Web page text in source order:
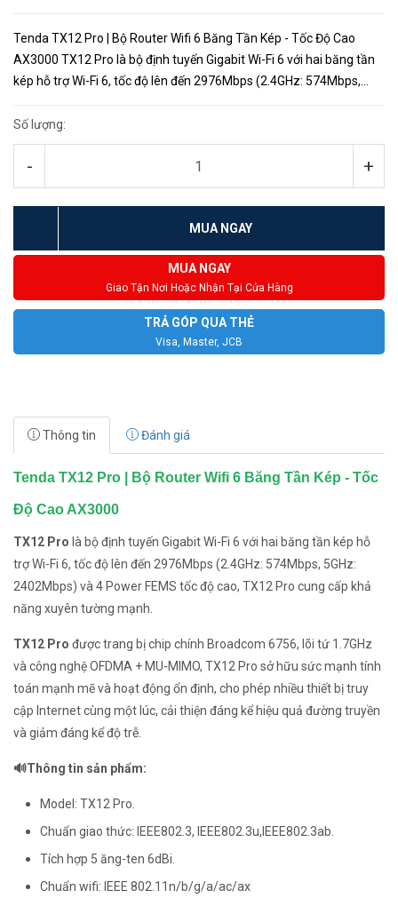
Tenda TX12 Pro | Bộ Router Wifi 6 Băng Tần Kép - Tốc Độ Cao
AX3000 TX12 Pro là bộ định tuyến Gigabit Wi-Fi 6 với hai băng tần
kép hỗ trợ Wi-Fi 6, tốc độ lên đến 2976Mbps (2.4GHz: 574Mbps,
Số lượng:
- +
MUA NGAY
MUA NGAY
Giao Tận Nơi Hoặc Nhận Tại Cửa Hàng
TRẢ GÓP QUA THẺ
Visa, Master, JCB
Thông tin Đánh giá
Tenda TX12 Pro | Bộ Router Wifi 6 Băng Tần Kép - Tốc
Độ Cao AX3000
TX12 Pro là bộ định tuyến Gigabit Wi-Fi 6 với hai băng tần kép hỗ
trợ Wi-Fi 6, tốc độ lên đến 2976Mbps (2.4GHz: 574Mbps, 5GHz:
2402Mbps) và 4 Power FEMS tốc độ cao, TX12 Pro cung cấp khả
năng xuyên tường mạnh.
TX12 Pro được trang bị chip chính Broadcom 6756, lõi tứ 1.7GHz
và công nghệ OFDMA + MU-MIMO, TX12 Pro sở hữu sức mạnh tính
toán mạnh mẽ và hoạt động ổn định, cho phép nhiều thiết bị truy
cập Internet cùng một lúc, cải thiện đáng kể hiệu quả đường truyền
và giảm đáng kể độ trễ.
🔊Thông tin sản phẩm:
Model: TX12 Pro.
Chuẩn giao thức: IEEE802.3, IEEE802.3u,IEEE802.3ab.
Tích hợp 5 ăng-ten 6dBi.
Chuẩn wifi: IEEE 802.11n/b/g/a/ac/ax